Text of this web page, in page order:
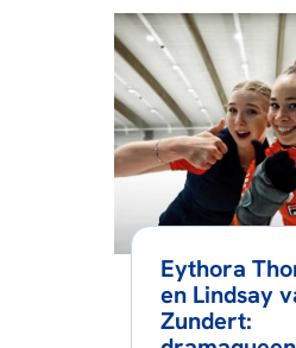
Eythora
en Lindsay
Zundert: